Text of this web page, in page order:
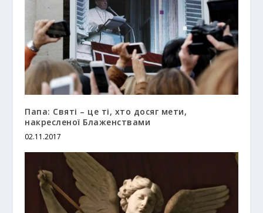
Папа: Святі – це ті, хто досяг мети,
накресленої Блаженствами
02.11.2017